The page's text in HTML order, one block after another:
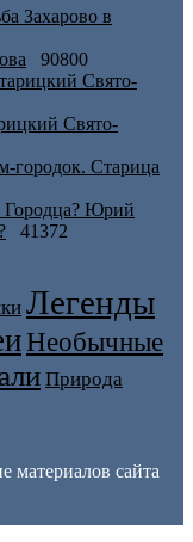
Захарово в
90800
Свято-
городок. Старица
Юрий
41372
Легенды
Необычные
Природа
материалов сайта